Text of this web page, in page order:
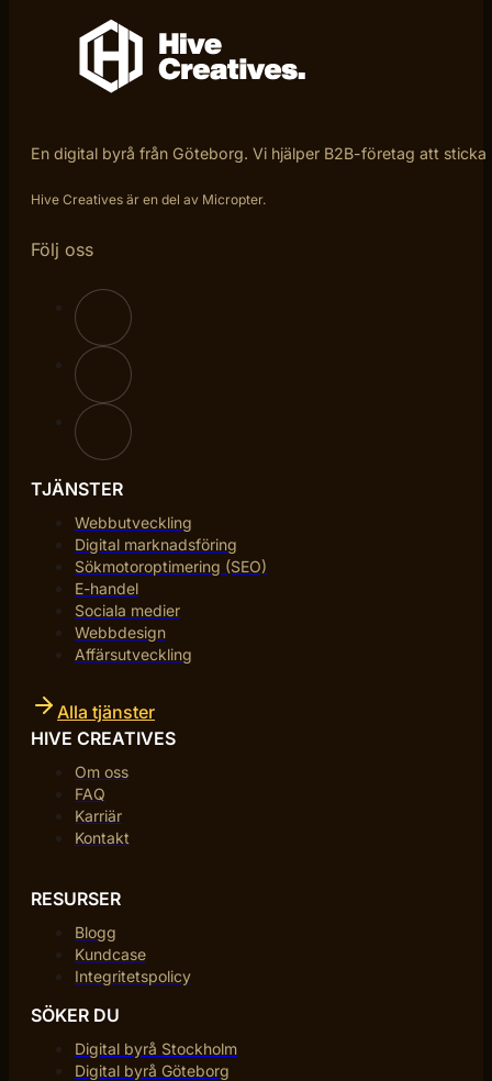
En digital byrå från Göteborg. Vi hjälper B2B-företag att
Hive Creatives är en del av Micropter.
Följ oss
TJÄNSTER
Webbutveckling
Digital marknadsföring
Sökmotoroptimering (SEO)
E-handel
Sociala medier
Webbdesign
Affärsutveckling
Alla tjänster
HIVE CREATIVES
Om oss
FAQ
Karriär
Kontakt
RESURSER
Blogg
Kundcase
Integritetspolicy
SÖKER DU
Digital byrå Stockholm
Digital byrå Göteborg